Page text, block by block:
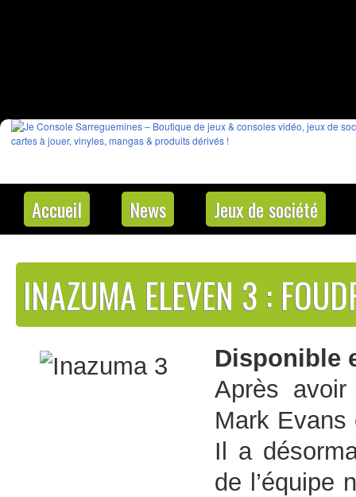
Accueil News Jeux de société
INAZUMA ELEVEN 3 :
Disponible
Après
Mark
Il a
de l’équipe